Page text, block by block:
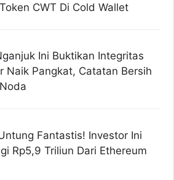
CWT Di Cold Wallet
Ini Buktikan Integritas
Naik Pangkat, Catatan Bersih
Fantastis! Investor Ini
Rp5,9 Triliun Dari Ethereum